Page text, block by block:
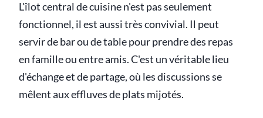
L'îlot central de cuisine n'est pas seulement
fonctionnel, il est aussi très convivial. Il peut
servir de bar ou de table pour prendre des repas
en famille ou entre amis. C'est un véritable lieu
d'échange et de partage, où les discussions se
mêlent aux effluves de plats mijotés.